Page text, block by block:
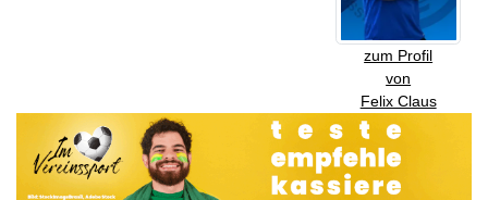
zum Profil
von
Felix Claus